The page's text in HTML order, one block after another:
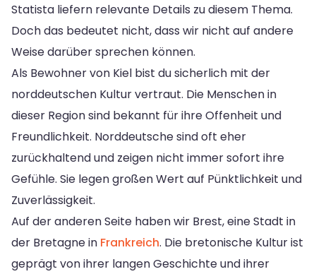
Statista liefern relevante Details zu diesem Thema.
Doch das bedeutet nicht, dass wir nicht auf andere
Weise darüber sprechen können.
Als Bewohner von Kiel bist du sicherlich mit der
norddeutschen Kultur vertraut. Die Menschen in
dieser Region sind bekannt für ihre Offenheit und
Freundlichkeit. Norddeutsche sind oft eher
zurückhaltend und zeigen nicht immer sofort ihre
Gefühle. Sie legen großen Wert auf Pünktlichkeit und
Zuverlässigkeit.
Auf der anderen Seite haben wir Brest, eine Stadt in
der Bretagne in Frankreich. Die bretonische Kultur ist
geprägt von ihrer langen Geschichte und ihrer